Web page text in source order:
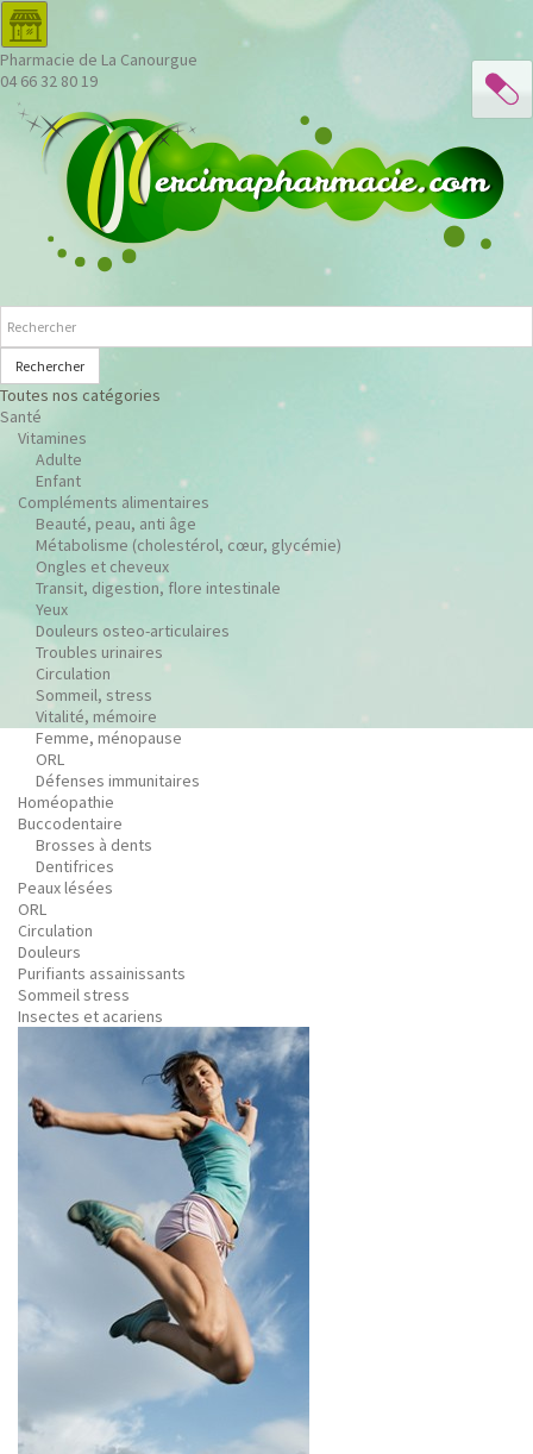
Pharmacie de La Canourgue
04 66 32 80 19
Rechercher
Toutes nos catégories
Santé
Vitamines
Adulte
Enfant
Compléments alimentaires
Beauté, peau, anti âge
Métabolisme (cholestérol, cœur, glycémie)
Ongles et cheveux
Transit, digestion, flore intestinale
Yeux
Douleurs osteo-articulaires
Troubles urinaires
Circulation
Sommeil, stress
Vitalité, mémoire
Femme, ménopause
ORL
Défenses immunitaires
Homéopathie
Buccodentaire
Brosses à dents
Dentifrices
Peaux lésées
ORL
Circulation
Douleurs
Purifiants assainissants
Sommeil stress
Insectes et acariens